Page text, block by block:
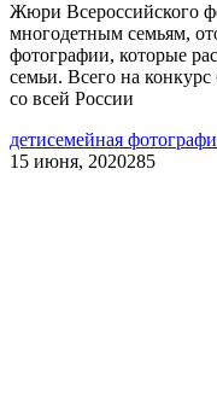
Жюри Всероссийского
многодетным семьям,
фотографии, которые
семьи. Всего на
со всей России
детисемейная
15 июня, 2020285